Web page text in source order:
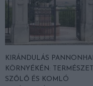
KIRÁNDULÁS
KÖRNYÉKÉN:
SZŐLŐ ÉS KOMLÓ